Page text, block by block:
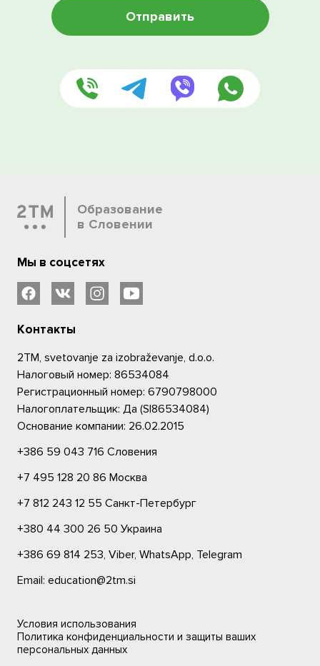
Образование
в Словении
Мы в соцсетях
Контакты
2TM, svetovanje za izobraževanje, d.o.o.
Налоговый номер: 86534084
Регистрационный номер: 6790798000
Налогоплательщик: Да (SI86534084)
Основание компании: 26.02.2015
+386 59 043 716 Словения
+7 495 128 20 86 Москва
+7 812 243 12 55 Санкт-Петербург
+380 44 300 26 50 Украина
+386 69 814 253, Viber, WhatsApp, Telegram
Email: education@2tm.si
Условия использования
Политика конфиденциальности и защиты ваших
персональных данных